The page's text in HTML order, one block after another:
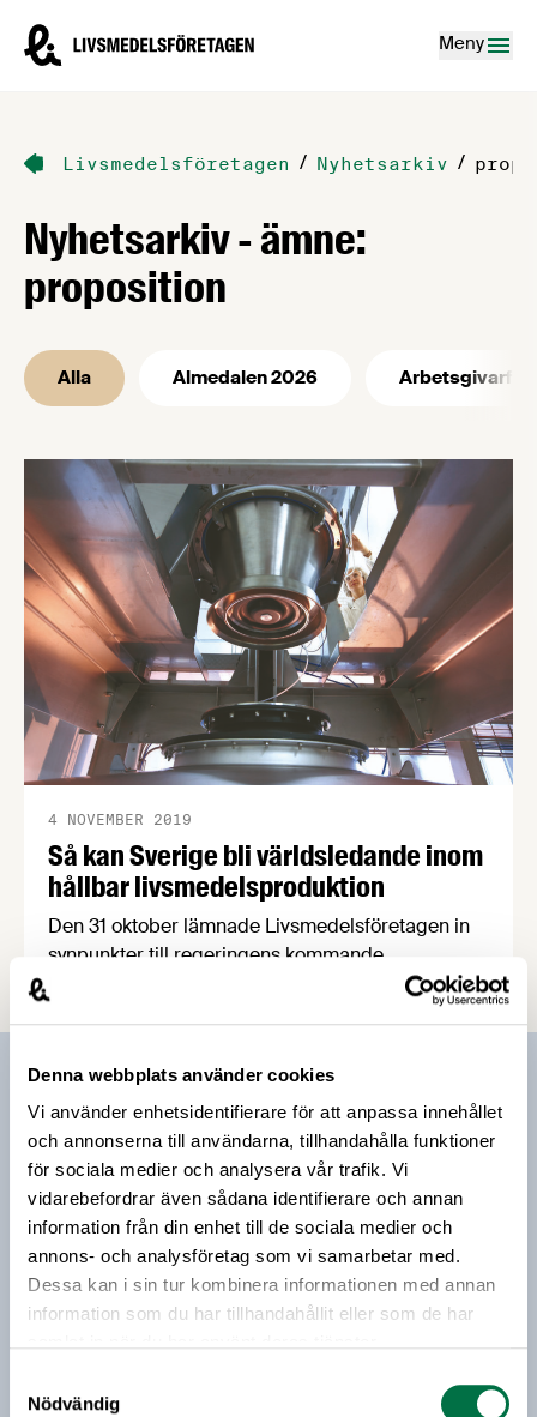
Denna webbplats använder cookies
Vi använder enhetsidentifierare för att anpassa innehållet
och annonserna till användarna, tillhandahålla funktioner
för sociala medier och analysera vår trafik. Vi
vidarebefordrar även sådana identifierare och annan
information från din enhet till de sociala medier och
annons- och analysföretag som vi samarbetar med.
Dessa kan i sin tur kombinera informationen med annan
information som du har tillhandahållit eller som de har
Nödvändig
Livsmedelsföretagen – till startsidan
Meny
Livsmedelsföretagen / Nyhetsarkiv /
Nyhetsarkiv - ämne:
proposition
Alla Almedalen 2026
Så kan Sverige bli världsledande inom
hållbar livsmedelsproduktion
4 NOVEMBER 2019
Den 31 oktober lämnade Livsmedelsföretagen in
synpunkter till regeringens kommande
forskningspropositionen 2020. Vårt inspel bygger
världsledande och hållbar livsmedelsproduktion
genom kraftfulla och innovativt organiserade FoI-
Prenumerera på vårt nyhetsbrev
Vårt nyhetsbrev kommer ut 3-4 gånger i månaden och
riktar sig till alla med ett intresse för
livsmedelsföretagande och den svenska
livsmedelsbranschen. När du anmäler dig till vårt
nyhetsbrev godkänner du Livsmedelsföretagens
hantering av personuppgifter.